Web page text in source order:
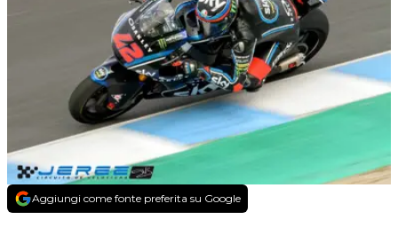
Aggiungi come fonte preferita su Google